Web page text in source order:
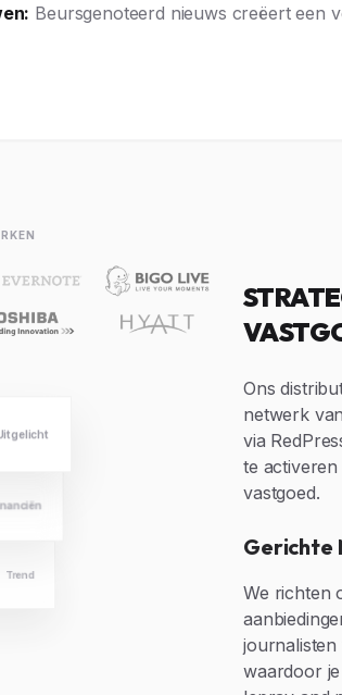
Beursgenoteerd nieuws creëert een
Trend
Ons
netwerk
via
te
vastgoed.
Gerichte
We richten
journalisten
waardoor